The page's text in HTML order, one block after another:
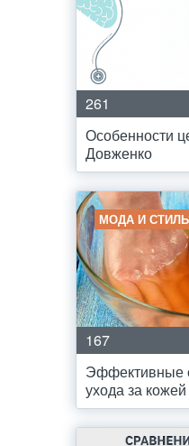
261
Особенности
Довженко
МОДА И СТИЛЬ
167
Эффективные
ухода за